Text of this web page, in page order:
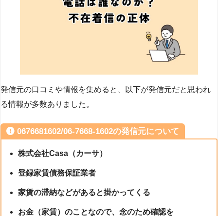
発信元の口コミや情報を集めると、以下が発信元だと思われ
る情報が多数ありました。
0676681602/06-7668-1602の発信元について
株式会社Casa（カーサ）
登録家賃債務保証業者
家賃の滞納などがあると掛かってくる
お金（家賃）のことなので、念のため確認を